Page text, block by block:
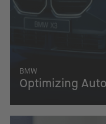
BMW
Optimizing